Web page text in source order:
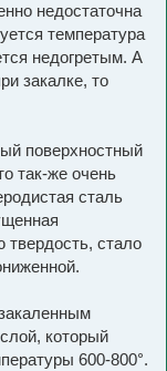
недостаточна
температура
недогретым. А
закалке, то
поверхностный
так-же очень
сталь
стало
который
600-800°.